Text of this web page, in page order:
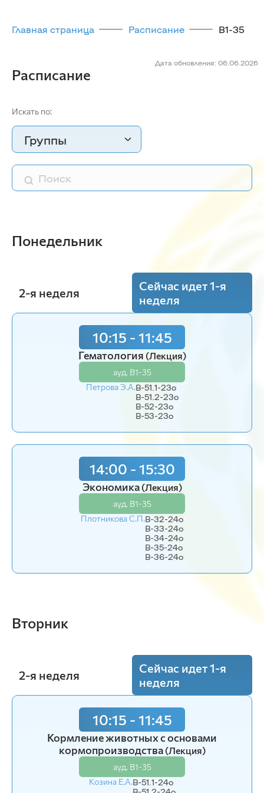
Главная страница Расписание В1-35
Дата обновления: 06.06.2026
Расписание
Искать по:
Группы
Понедельник
2-я неделя
Сейчас идет 1-я
неделя
10:15 - 11:45
Гематология (Лекция)
ауд. В1-35
Петрова Э.А.В-51.1-23o
В-51.2-23o
В-52-23o
В-53-23o
14:00 - 15:30
Экономика(Лекция)
ауд. В1-35
Плотникова С.П.В-32-24o
В-33-24o
В-34-24o
В-35-24о
В-36-24o
Вторник
2-я неделя
Сейчас идет 1-я
неделя
10:15 - 11:45
Кормление животных с основами
кормопроизводства(Лекция)
ауд. В1-35
Козина Е.А.В-51.1-24o
12:15 - 13:45
Цитология, гистология и эмбриология
(Лекция)
ауд. В1-35
Донкова Н.В. В-51-25o